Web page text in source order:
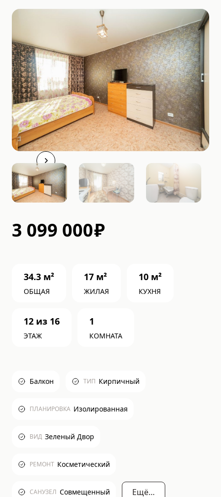
3 099 000₽
34.3 м²
ОБЩАЯ
17 м²
ЖИЛАЯ
10 м²
КУХНЯ
12 из 16
ЭТАЖ
1
КОМНАТА
Балкон ТИП Кирпичный
ПЛАНИРОВКА Изолированная
ВИД Зеленый Двор
РЕМОНТ Косметический
САНУЗЕЛ Совмещенный Ещё…